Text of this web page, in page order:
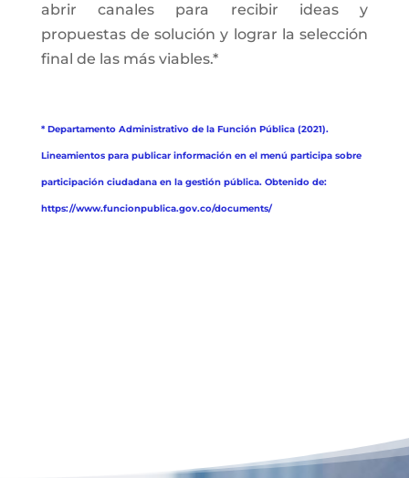
abrir canales para recibir ideas y
propuestas de solución y lograr la selección
final de las más viables.*
* Departamento Administrativo de la Función Pública (2021).
Lineamientos para publicar información en el menú participa sobre
participación ciudadana en la gestión pública. Obtenido de:
https://www.funcionpublica.gov.co/documents/